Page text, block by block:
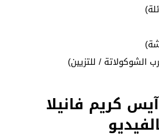
/ للتزيين)
كريم فانيلا